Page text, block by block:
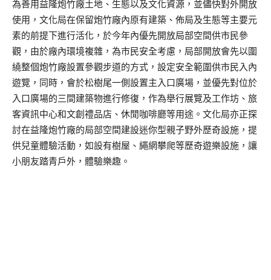
為善用益隆炮竹廠土地、生態以及文化資源 ，並儘快對外開放
使用 ，文化局在保留炮竹廠內原有建築、佈局及生態等主要元
素的前提下進行活化 ，於今年內優先開放局部空間供市民參
觀， 由於廠內環境複雜，為市民安全考慮，局部開放會先以圍
繞整個炮竹廠設置參觀步道的方式，設定安全範圍供市民入內
遊覽，同時，會於松樹尾一側設置主入口廣場，並優先對位於
入口廣場的三間建築物進行修復，作為舉行展覽及工作坊、旅
客資訊中心和文創禮品店、休閒咖啡廳等用途 。 文化局亦正探
討在益隆炮竹廠的局部空間建設迷你型親子野外歷奇設施，提
供兒童體驗活動，如設有樹屋、 繩網攀爬等歷奇遊樂設施，讓
小朋友踏青戶外，體驗樂趣。